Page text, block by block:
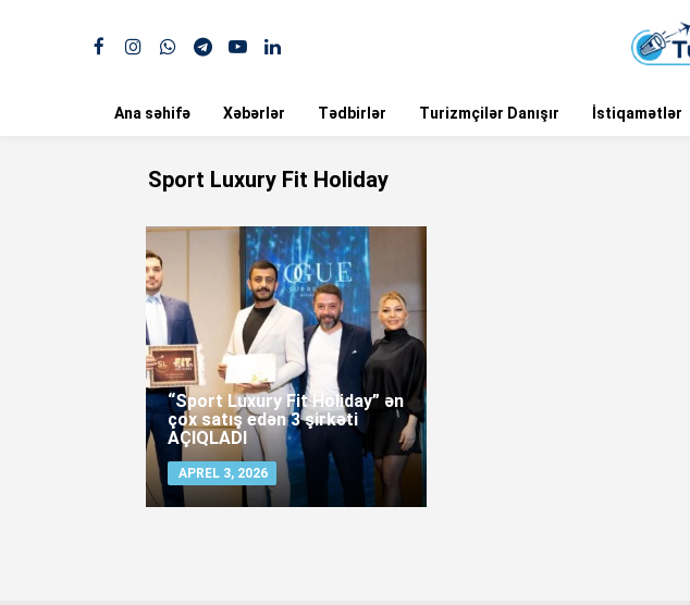
Ana səhifə Xəbərlər Tədbirlər Turizmçilər Danışır İstiqamətlər
Sport Luxury Fit Holiday
“Sport Luxury Fit Holiday” ən
çox satış edən 3 şirkəti
AÇIQLADI
APREL 3, 2026